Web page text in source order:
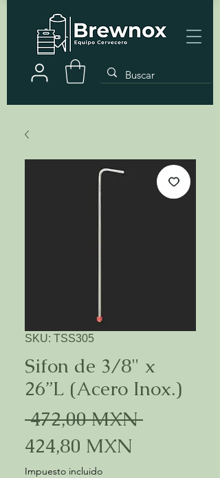
SKU: TSS305
Sifon de 3/8" x
26”L (Acero Inox.)
472,00 MXN Precio
424,80 MXN
Impuesto incluido